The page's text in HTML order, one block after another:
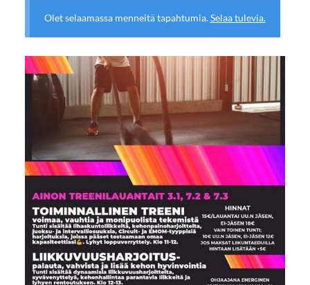
Olet selaamassa menneitä tapahtumia.Selaa tulevia.